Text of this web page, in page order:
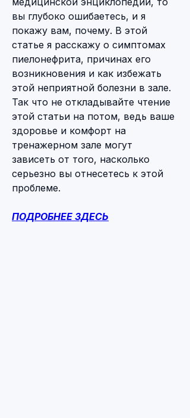
вы глубоко ошибаетесь, и я
покажу вам, почему. В этой
статье я расскажу о симптомах
пиелонефрита, причинах его
возникновения и как избежать
этой неприятной болезни в зале.
Так что не откладывайте чтение
этой статьи на потом, ведь ваше
здоровье и комфорт на
тренажерном зале могут
зависеть от того, насколько
серьезно вы отнесетесь к этой
проблеме.
ПОДРОБНЕЕ ЗДЕСЬ